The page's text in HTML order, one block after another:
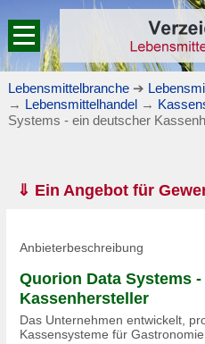
Lebensmittelbranche ➔
→ Lebensmittelhandel →
Systems - ein deutscher
⇓ Ein Angebot für
Anbieterbeschreibung
Quorion Data Systems
Kassenhersteller
Das Unternehmen entwickelt,
Kassensysteme für